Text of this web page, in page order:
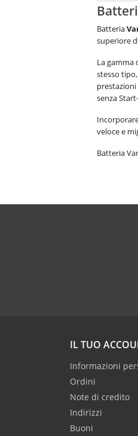
Batteria
superiore
La gamma
stesso
senza
veloce e
Batteria
IL TUO
Informazioni
Ordini
Note di credito
Indirizzi
Buoni